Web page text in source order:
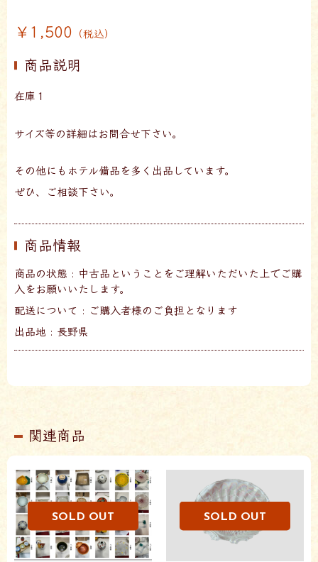
￥1,500 （税込）
商品説明
在庫１
サイズ等の詳細はお問合せ下さい。
その他にもホテル備品を多く出品しています。
ぜひ、ご相談下さい。
商品情報
商品の状態 : 中古品ということをご理解いただいた上でご購
入をお願いいたします。
配送について : ご購入者様のご負担となります
出品地 : 長野県
関連商品